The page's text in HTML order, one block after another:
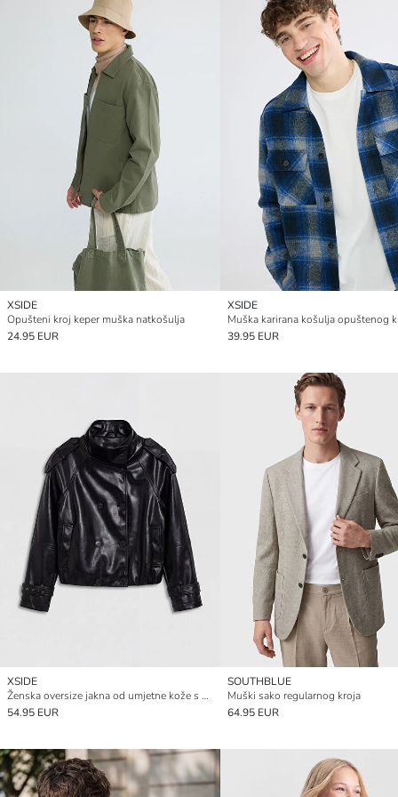
XSIDE
Opušteni kroj keper muška natkošulja
24.95 EUR
XSIDE
Muška karirana košulja opuštenog
39.95 EUR
XSIDE
Ženska oversize jakna od umjetne kože s visokom kragnom
54.95 EUR
SOUTHBLUE
Muški sako regularnog kroja
64.95 EUR